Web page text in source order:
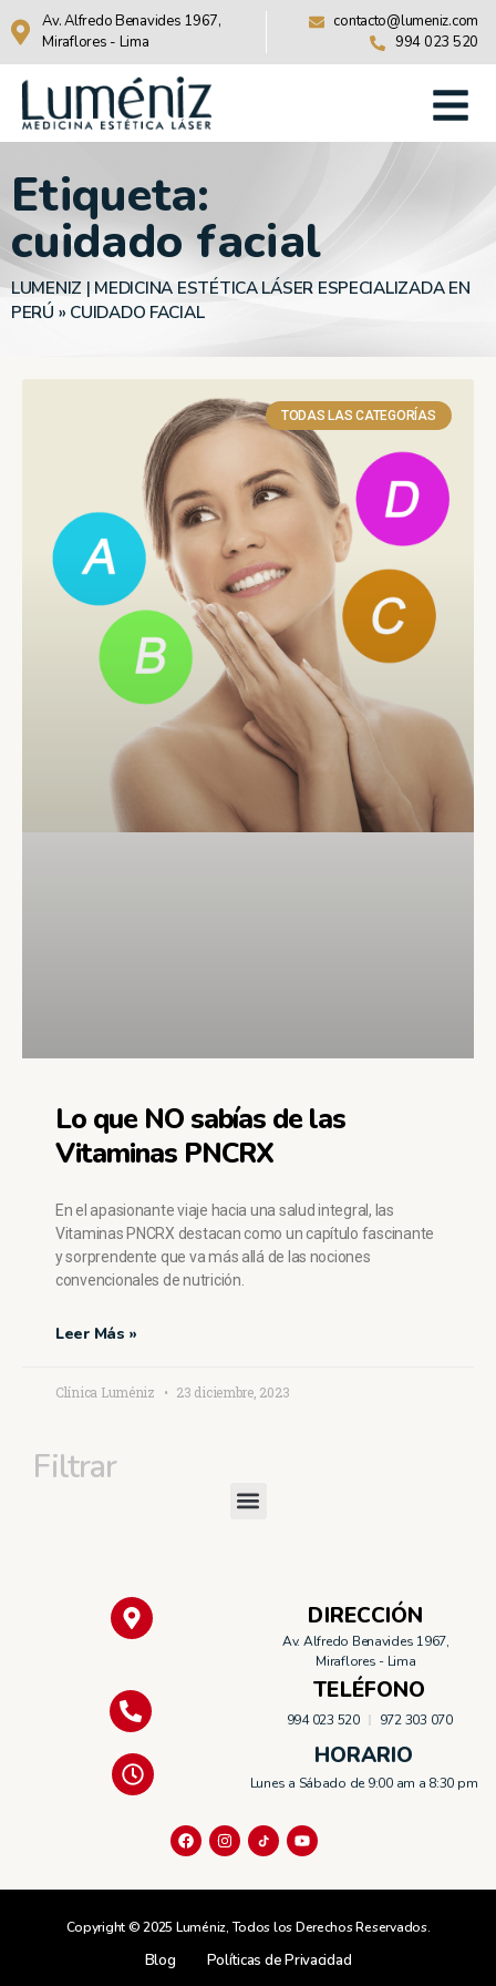
Av. Alfredo Benavides 1967,
Miraflores - Lima
contacto@lumeniz.com
994 023 520
Etiqueta:
cuidado facial
LUMENIZ | MEDICINA ESTÉTICA LÁSER ESPECIALIZADA EN
PERÚ » CUIDADO FACIAL
TODAS LAS CATEGORÍAS
Lo que NO sabías de las
Vitaminas PNCRX
En el apasionante viaje hacia una salud integral, las
Vitaminas PNCRX destacan como un capítulo fascinante
y sorprendente que va más allá de las nociones
convencionales de nutrición.
Leer Más »
Clínica Luméniz 23 diciembre, 2023
Filtrar
DIRECCIÓN
Av. Alfredo Benavides 1967,
Miraflores - Lima
TELÉFONO
994 023 520 972 303 070
HORARIO
Lunes a Sábado de 9:00 am a 8:30 pm
Copyright © 2025 Luméniz, Todos los Derechos Reservados.
Blog Políticas de Privacidad